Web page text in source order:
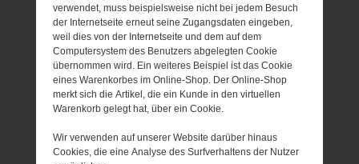
verwendet, muss beispielsweise nicht bei jedem Besuch
der Internetseite erneut seine Zugangsdaten eingeben,
weil dies von der Internetseite und dem auf dem
Computersystem des Benutzers abgelegten Cookie
übernommen wird. Ein weiteres Beispiel ist das Cookie
eines Warenkorbes im Online-Shop. Der Online-Shop
merkt sich die Artikel, die ein Kunde in den virtuellen
Warenkorb gelegt hat, über ein Cookie.
Wir verwenden auf unserer Website darüber hinaus
Cookies, die eine Analyse des Surfverhaltens der Nutzer